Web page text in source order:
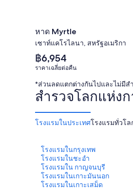
หาด Myrtle
เซาท์แคโรไลนา, สหรัฐอเมริกา
ราคา
เฉลี่ย
คืน
เท่ากับ
฿6,954
฿6,954
ราคาเฉลี่ยต่อคืน
*ส่วนลดแตกต่างกันไปและไม่มีส
สำรวจโลกแห่ง
โรงแรมในประเทศโรงแรมทั่วโล
โรงแรมในกรุงเทพ
โรงแรมในชะอํา
โรงแรมใน กาญจนบุรี
โรงแรมในเกาะมันนอก
โรงแรมในเกาะเสม็ด